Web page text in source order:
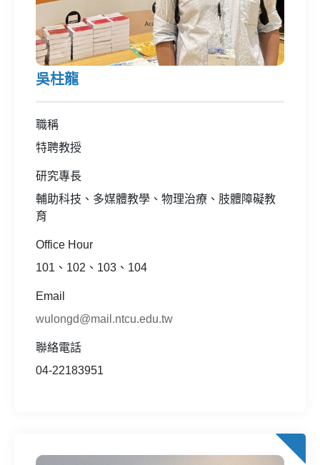
吳柱龍
職稱
特聘教授
研究專長
輔助科技、多媒體教學、物理治療、肢體障礙教
育
Office Hour
101、102、103、104
Email
wulongd@mail.ntcu.edu.tw
聯絡電話
04-22183951